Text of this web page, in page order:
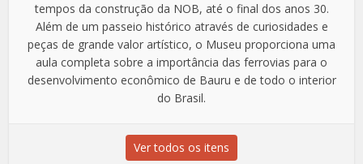
tempos da construção da NOB, até o final dos anos 30.
Além de um passeio histórico através de curiosidades e
peças de grande valor artístico, o Museu proporciona uma
aula completa sobre a importância das ferrovias para o
desenvolvimento econômico de Bauru e de todo o interior
do Brasil.
Ver todos os itens